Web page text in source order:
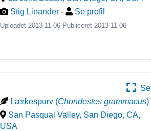
Stig Linander - Se profil
Uploadet 2013-11-06 Publiceret2013-11-06
Se
Lærkespurv (Chondestes grammacus)
San Pasqual Valley, San Diego, CA,
USA